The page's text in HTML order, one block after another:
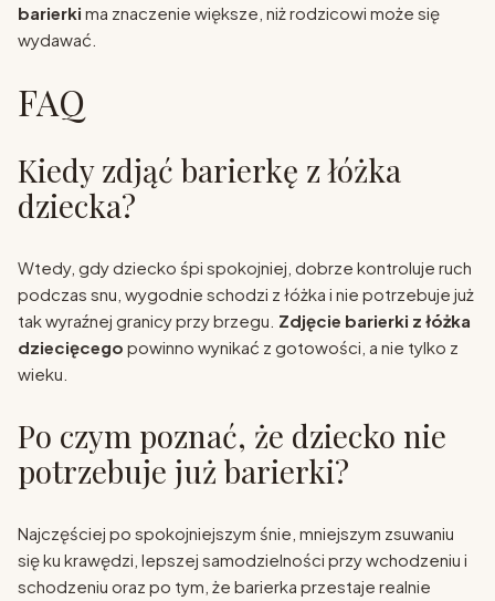
barierki ma znaczenie większe, niż rodzicowi może się
wydawać.
FAQ
Kiedy zdjąć barierkę z łóżka
dziecka?
Wtedy, gdy dziecko śpi spokojniej, dobrze kontroluje ruch
podczas snu, wygodnie schodzi z łóżka i nie potrzebuje już
tak wyraźnej granicy przy brzegu. Zdjęcie barierki z łóżka
dziecięcego powinno wynikać z gotowości, a nie tylko z
wieku.
Po czym poznać, że dziecko nie
potrzebuje już barierki?
Najczęściej po spokojniejszym śnie, mniejszym zsuwaniu
się ku krawędzi, lepszej samodzielności przy wchodzeniu i
schodzeniu oraz po tym, że barierka przestaje realnie